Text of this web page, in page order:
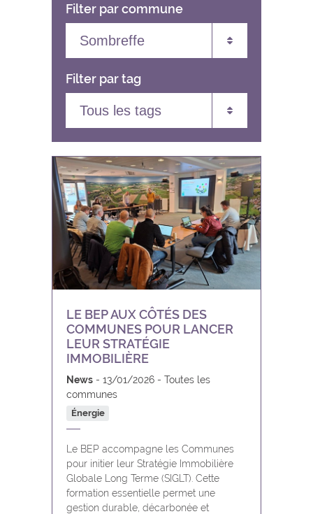
Filter par commune
Toutes les communes
Andenne
Anhée
Assesse
Beauraing
BEP
Bièvre
Cerfontaine
Ciney
Couvin
Doische
Eghezée
Filter par tag
Tous les tags
Agenda
Appels à projets
Assistance à maitrise d’ouvrage
Énergie
Infrastructures
NumeriC
Parcs d’activité économique
Tourisme
LE BEP AUX CÔTÉS DES
COMMUNES POUR LANCER
LEUR STRATÉGIE
IMMOBILIÈRE
News 13/01/2026
Toutes les
communes
Énergie
Le BEP accompagne les Communes
pour initier leur Stratégie Immobilière
Globale Long Terme (SIGLT). Cette
formation essentielle permet une
gestion durable, décarbonée et